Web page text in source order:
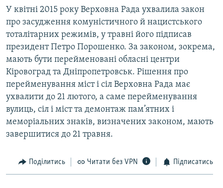
У квітні 2015 року Верховна Рада ухвалила закон
про засудження комуністичного й нацистського
тоталітарних режимів, у травні його підписав
президент Петро Порошенко. За законом, зокрема,
мають бути перейменовані обласні центри
Кіровоград та Дніпропетровськ. Рішення про
перейменування міст і сіл Верховна Рада має
ухвалити до 21 лютого, а саме перейменування
вулиць, сіл і міст та демонтаж пам’ятних і
меморіальних знаків, визначених законом, мають
завершитися до 21 травня.
Поділитись Читати без VPN Підписатись